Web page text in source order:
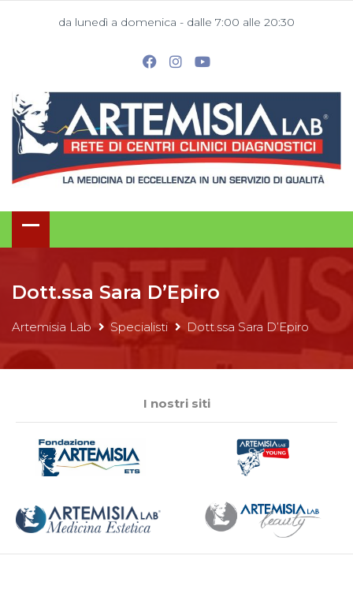
da lunedì a domenica - dalle 7:00 alle 20:30
Dott.ssa Sara D’Epiro
Artemisia Lab Specialisti Dott.ssa Sara D’Epiro
I nostri siti